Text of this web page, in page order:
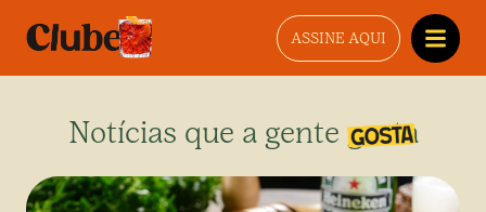
ASSINE AQUI
Notícias que a gente gosta